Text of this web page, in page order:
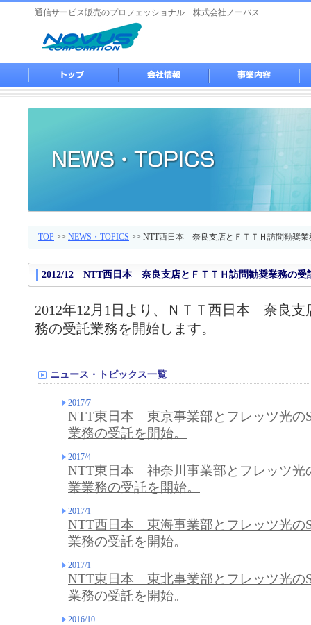
通信サービス販売のプロフェッショナル 株式会社ノーバス
TOP >> NEWS・TOPICS >> NTT西日本 奈良支店とＦＴＴＨ訪問勧奨業
2012/12 NTT西日本 奈良支店とＦＴＴＨ訪問勧奨業務の受
2012年12月1日より、ＮＴＴ西日本 奈良支
務の受託業務を開始します。
ニュース・トピックス一覧
2017/7
NTT東日本 東京事業部とフレッツ光の
業務の受託を開始。
2017/4
NTT東日本 神奈川事業部とフレッツ光
業業務の受託を開始。
2017/1
NTT西日本 東海事業部とフレッツ光の
業務の受託を開始。
2017/1
NTT東日本 東北事業部とフレッツ光の
業務の受託を開始。
2016/10